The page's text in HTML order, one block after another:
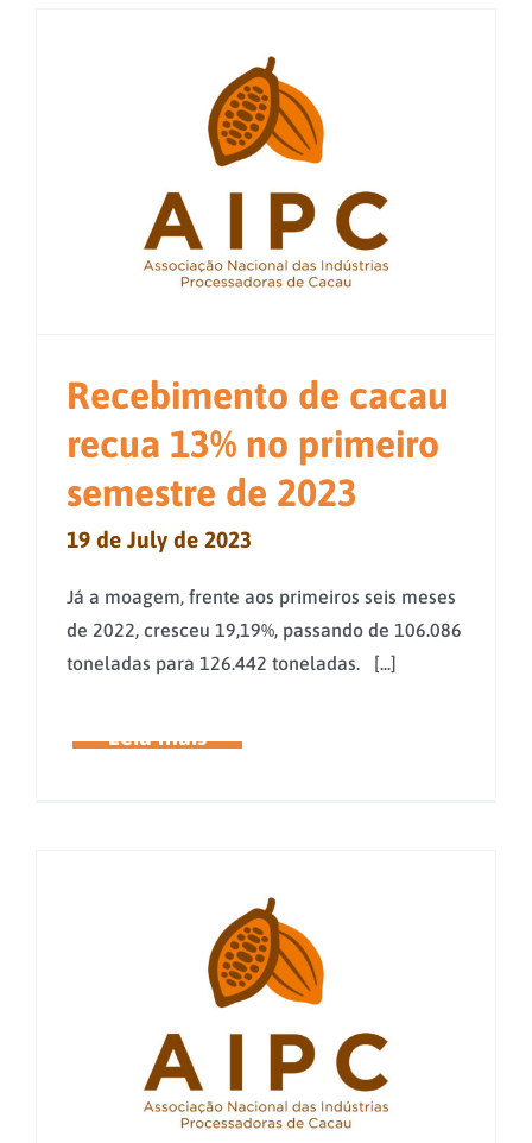
Recebimento de cacau
recua 13% no primeiro
semestre de 2023
19 de July de 2023
Já a moagem, frente aos primeiros seis meses
de 2022, cresceu 19,19%, passando de 106.086
toneladas para 126.442 toneladas. [...]